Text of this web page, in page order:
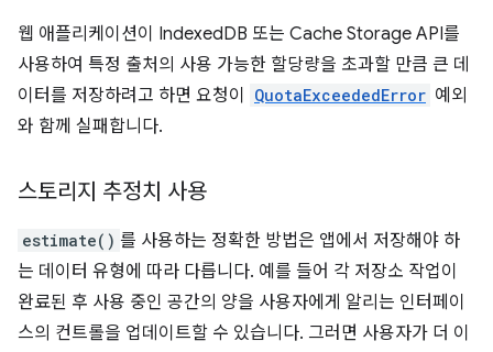
웹 애플리케이션이 IndexedDB 또는 Cache Storage API를
사용하여 특정 출처의 사용 가능한 할당량을 초과할 만큼 큰 데
이터를 저장하려고 하면 요청이
QuotaExceededError 예외
와 함께 실패합니다.
스토리지 추정치 사용
estimate() 를 사용하는 정확한 방법은 앱에서 저장해야 하
는 데이터 유형에 따라 다릅니다. 예를 들어 각 저장소 작업이
완료된 후 사용 중인 공간의 양을 사용자에게 알리는 인터페이
스의 컨트롤을 업데이트할 수 있습니다. 그러면 사용자가 더 이